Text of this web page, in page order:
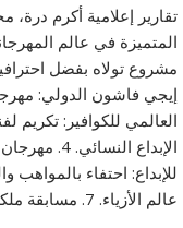
تقارير إعلامية أكرم
المتميزة في عالم
عالم الأزياء. 7. مسابقة ملكة…